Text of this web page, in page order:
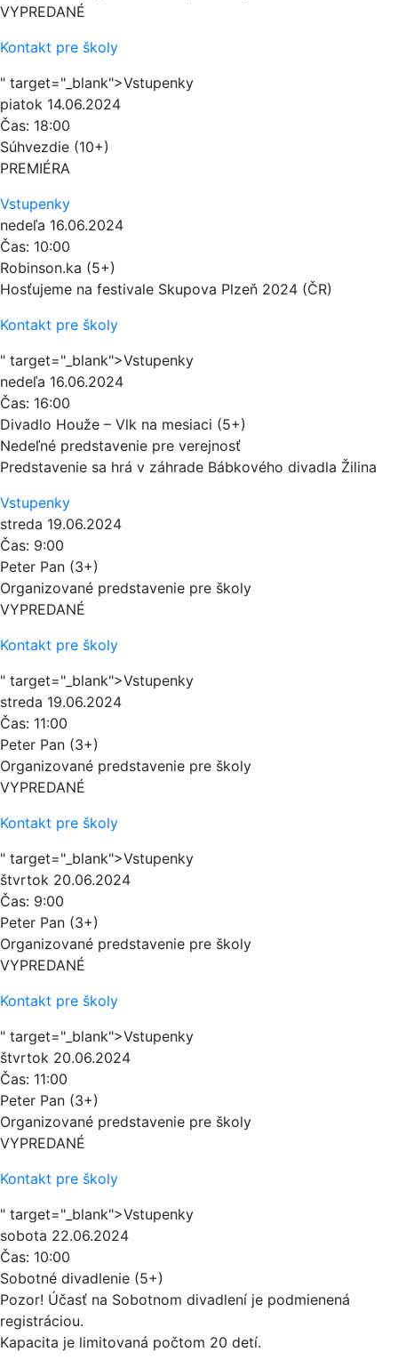
VYPREDANÉ
Kontakt pre školy
" target="_blank">Vstupenky
piatok 14.06.2024
Čas: 18:00
Súhvezdie (10+)
PREMIÉRA
Vstupenky
nedeľa 16.06.2024
Čas: 10:00
Robinson.ka (5+)
Hosťujeme na festivale Skupova Plzeň 2024 (ČR)
Kontakt pre školy
" target="_blank">Vstupenky
nedeľa 16.06.2024
Čas: 16:00
Divadlo Houže – Vlk na mesiaci (5+)
Nedeľné predstavenie pre verejnosť
Predstavenie sa hrá v záhrade Bábkového divadla Žilina
Vstupenky
streda 19.06.2024
Čas: 9:00
Peter Pan (3+)
Organizované predstavenie pre školy
VYPREDANÉ
Kontakt pre školy
" target="_blank">Vstupenky
streda 19.06.2024
Čas: 11:00
Peter Pan (3+)
Organizované predstavenie pre školy
VYPREDANÉ
Kontakt pre školy
" target="_blank">Vstupenky
štvrtok 20.06.2024
Čas: 9:00
Peter Pan (3+)
Organizované predstavenie pre školy
VYPREDANÉ
Kontakt pre školy
" target="_blank">Vstupenky
štvrtok 20.06.2024
Čas: 11:00
Peter Pan (3+)
Organizované predstavenie pre školy
VYPREDANÉ
Kontakt pre školy
" target="_blank">Vstupenky
sobota 22.06.2024
Čas: 10:00
Sobotné divadlenie (5+)
Pozor! Účasť na Sobotnom divadlení je podmienená
registráciou.
Kapacita je limitovaná počtom 20 detí.